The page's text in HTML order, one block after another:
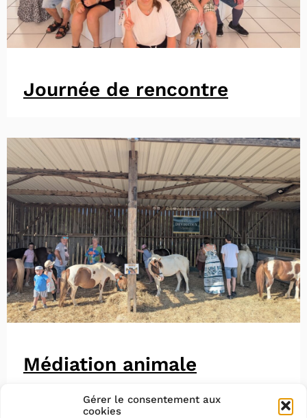
Gérer le consentement aux
cookies
Journée de rencontre
Médiation animale